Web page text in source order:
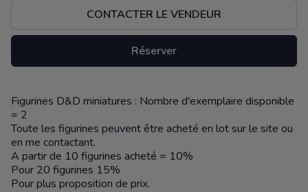
CONTACTER LE VENDEUR
Réserver
Description
Figurines D&D miniatures : Nombre d'exemplaire disponible
= 2
Toute les figurines peuvent être acheté en lot sur le site ou
en me contactant.
A partir de 10 figurines acheté = 10%
Pour 20 figurines 15%
Pour plus proposition de prix.